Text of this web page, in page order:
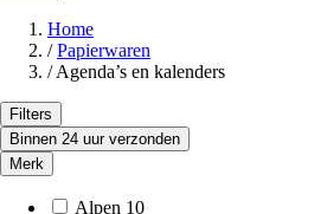
Home
/ Papierwaren
/ Agenda’s en kalenders
Filters
Binnen 24 uur verzonden
Merk
Alpen 10